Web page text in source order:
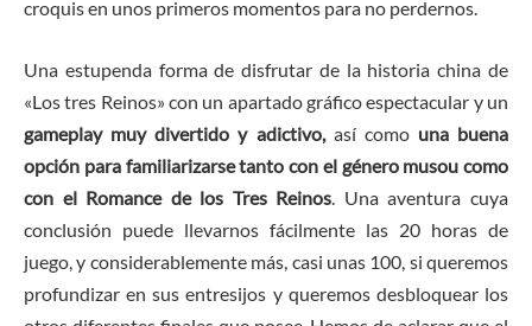
croquis en unos primeros momentos para no perdernos.
Una estupenda forma de disfrutar de la historia china de
«Los tres Reinos» con un apartado gráfico espectacular y un
gameplay muy divertido y adictivo,así como una buena
opción para familiarizarse tanto con el género musou como
con el Romance de los Tres Reinos . Una aventura cuya
conclusión puede llevarnos fácilmente las 20 horas de
juego, y considerablemente más, casi unas 100, si queremos
profundizar en sus entresijos y queremos desbloquear los